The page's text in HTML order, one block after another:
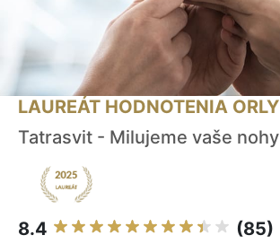
LAUREÁT HODNOTENIA ORLY
Tatrasvit - Milujeme vaše nohy
8.4 (85)